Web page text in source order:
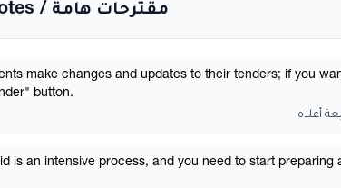
/ مقترحات هامة
make changes and updates to their tenders; if you
button.
أعلاه
is an intensive process, and you need to start